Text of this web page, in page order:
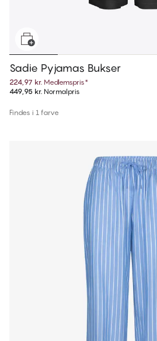
Sadie Pyjamas Bukser
224,97 kr. Medlemspris*
449,95 kr. Normalpris
Findes i 1 farve